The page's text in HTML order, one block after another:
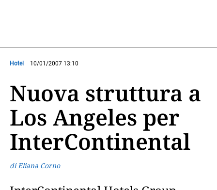
Hotel 10/01/2007 13:10
Nuova struttura a
Los Angeles per
InterContinental
di Eliana Corno